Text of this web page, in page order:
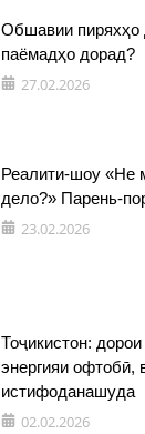
Обшавии пиряхҳо
паёмадҳо дорад?
27.02.2026
Реалити-шоу «Не
дело?» Парень-
23.02.2026
Тоҷикистон:
энергияи офтобӣ,
истифоданашуда
02.02.2026